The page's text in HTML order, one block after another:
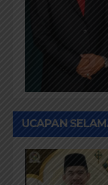
UCAPAN